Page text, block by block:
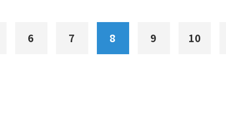
6 7 8 9 10